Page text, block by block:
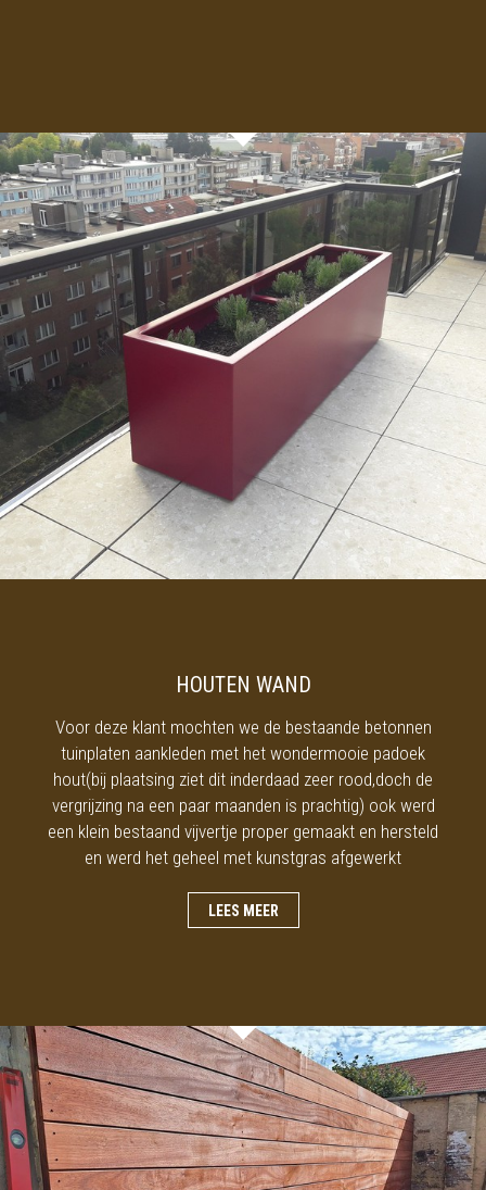
HOUTEN WAND
Voor deze klant mochten we de bestaande betonnen
tuinplaten aankleden met het wondermooie padoek
hout(bij plaatsing ziet dit inderdaad zeer rood,doch de
vergrijzing na een paar maanden is prachtig) ook werd
een klein bestaand vijvertje proper gemaakt en hersteld
en werd het geheel met kunstgras afgewerkt
LEES MEER